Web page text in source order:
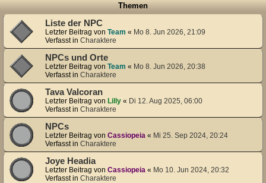
Themen
Liste der NPC
Letzter Beitrag von Team « Mo 8. Jun 2026, 21:09
Verfasst in Charaktere
NPCs und Orte
Letzter Beitrag von Team « Mo 8. Jun 2026, 20:38
Verfasst in Charaktere
Tava Valcoran
Letzter Beitrag von Lilly « Di 12. Aug 2025, 06:00
Verfasst in Charaktere
NPCs
Letzter Beitrag von Cassiopeia « Mi 25. Sep 2024, 20:24
Verfasst in Charaktere
Joye Headia
Letzter Beitrag von Cassiopeia « Mo 10. Jun 2024, 20:32
Verfasst in Charaktere